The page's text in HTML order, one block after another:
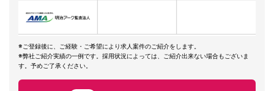
※ご登録後に、ご経験・ご希望により求人案件のご紹介をします。
※弊社ご紹介実績の一例です。採用状況によっては、ご紹介出来ない場合もございま
す。予めご了承ください。